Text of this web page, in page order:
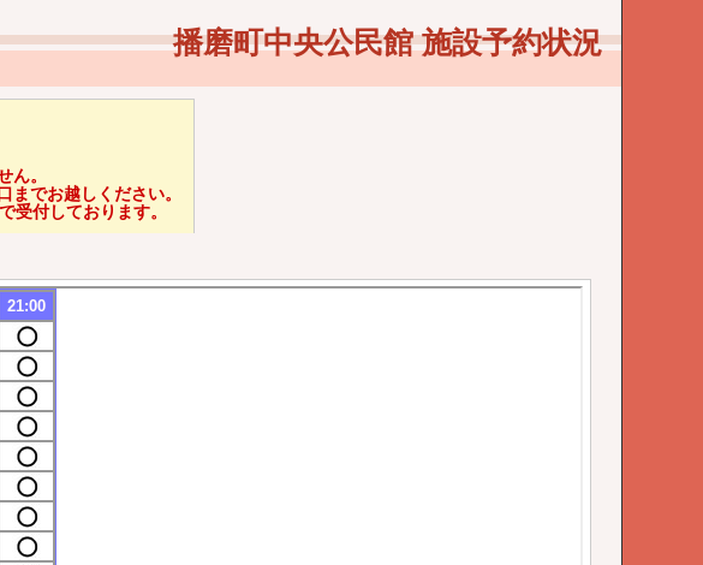
播磨町中央公民館 施設予約状況
ん。
までお越しください。
受付しております。